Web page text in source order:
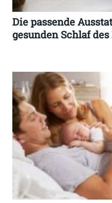
Die passende
gesunden Schlaf